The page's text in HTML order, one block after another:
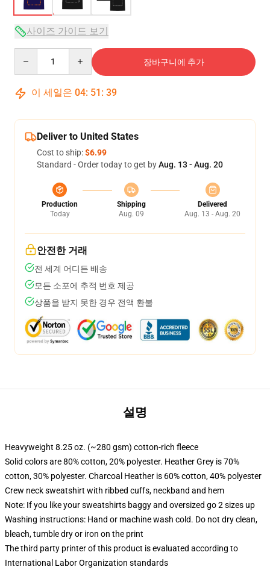
사이즈 가이드 보기
장바구니에 추가
이 세일은 04: 51 : 39
Deliver to United States
Cost to ship:$6.99
Standard - Order today to get byAug. 13 - Aug. 20
Production
Today
Shipping
Aug. 09
Delivered
Aug. 13 - Aug. 20
안전한 거래
전 세계 어디든 배송
모든 소포에 추적 번호 제공
상품을 받지 못한 경우 전액 환불
설명
Heavyweight 8.25 oz. (~280 gsm) cotton-rich fleece
Solid colors are 80% cotton, 20% polyester. Heather Grey is 70%
cotton, 30% polyester. Charcoal Heather is 60% cotton, 40% polyester
Crew neck sweatshirt with ribbed cuffs, neckband and hem
Note: If you like your sweatshirts baggy and oversized go 2 sizes up
Washing instructions: Hand or machine wash cold. Do not dry clean,
bleach, tumble dry or iron on the print
The third party printer of this product is evaluated according to
International Labor Organization standards